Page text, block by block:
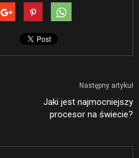
Następny artykuł
Jaki jest najmocniejszy
procesor na świecie?